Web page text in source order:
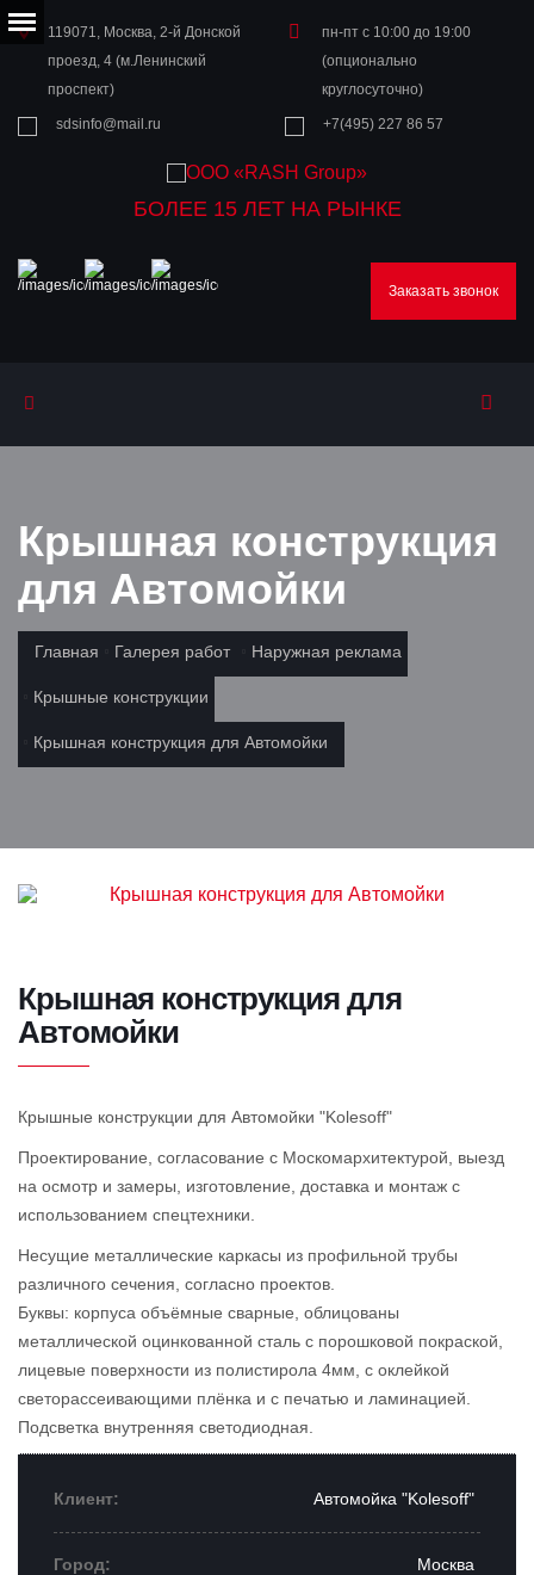
119071, Москва, 2-й Донской
проезд, 4 (м.Ленинский
проспект)
пн-пт с 10:00 до 19:00
(опционально
круглосуточно)
sdsinfo@mail.ru +7(495) 227 86 57
БОЛЕЕ 15 ЛЕТ НА РЫНКЕ
Заказать звонок
Крышная конструкция
для Автомойки
Главная Галерея работ Наружная реклама
Крышные конструкции
Крышная конструкция для Автомойки
Крышная конструкция для
Автомойки
Крышные конструкции для Автомойки "Kolesoff"
Проектирование, согласование с Москомархитектурой, выезд
на осмотр и замеры, изготовление, доставка и монтаж с
использованием спецтехники.
Несущие металлические каркасы из профильной трубы
различного сечения, согласно проектов.
Буквы: корпуса объёмные сварные, облицованы
металлической оцинкованной сталь с порошковой покраской,
лицевые поверхности из полистирола 4мм, с оклейкой
светорассеивающими плёнка и с печатью и ламинацией.
Подсветка внутренняя светодиодная.
Клиент: Автомойка "Kolesoff"
Город: Москва